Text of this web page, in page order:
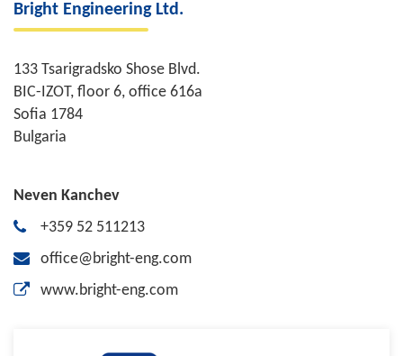
Bright Engineering Ltd.
133 Tsarigradsko Shose Blvd.
BIC-IZOT, floor 6, office 616a
Sofia 1784
Bulgaria
Neven Kanchev
+359 52 511213
office@bright-eng.com
www.bright-eng.com